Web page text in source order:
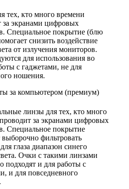
тех, кто много времени
за экранами цифровых
Специальное покрытие (блю
снизить воздействие
от излучения мониторов.
для использования во
с гаджетами, не для
ношения.
за компьютером (премиум)
линзы для тех, кто много
за экранами цифровых
Специальное покрытие
выборочно фильтровать
глаза диапазон синего
Очки с такими линзами
подходят и для работы с
и для повседневного